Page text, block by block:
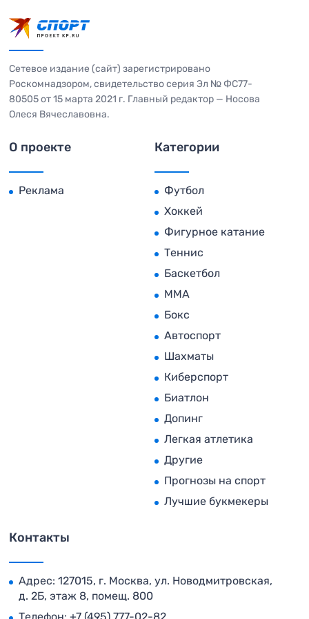
Сетевое издание (сайт) зарегистрировано
Роскомнадзором, свидетельство серия Эл № ФС77-
80505 от 15 марта 2021 г. Главный редактор — Носова
Олеся Вячеславовна.
О проекте
Реклама
Категории
Футбол
Хоккей
Фигурное катание
Теннис
Баскетбол
MMA
Бокс
Автоспорт
Шахматы
Киберспорт
Биатлон
Допинг
Легкая атлетика
Другие
Прогнозы на спорт
Лучшие букмекеры
Контакты
Адрес: 127015, г. Москва, ул. Новодмитровская,
д. 2Б, этаж 8, помещ. 800